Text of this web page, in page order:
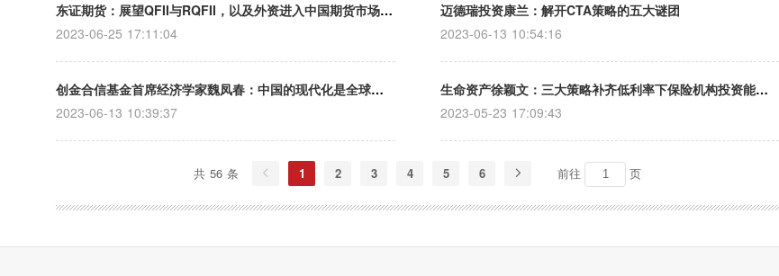
东证期货：展望QFII与RQFII，以及外资进入中国期货市场的更多选择
2023-06-25 17:11:04
迈德瑞投资康兰：解开CTA策略的五大谜团
2023-06-13 10:54:16
创金合信基金首席经济学家魏凤春：中国的现代化是全球新秩序的最大变量
2023-06-13 10:39:37
生命资产徐颖文：三大策略补齐低利率下保险机构投资能力短板
2023-05-23 17:09:43
共 56 条 1 2 3 4 5 6 前往 页